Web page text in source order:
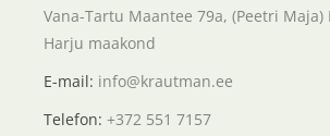
Vana-Tartu Maantee 79a, (Peetri Maja)
Harju maakond
E-mail: info@krautman.ee
Telefon:+372 551 7157